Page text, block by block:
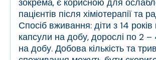
зокрема, є корисною для
пацієнтів після хіміотерапії та
Спосіб вживання: діти з 14
капсули на добу, дорослі по 2 –
на добу. Добова кількість та